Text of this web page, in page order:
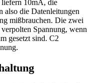
liefern 10mA, die
also die Datenleitungen
mißbrauchen. Die zwei
Spannung, wenn
gesetzt sind. C2